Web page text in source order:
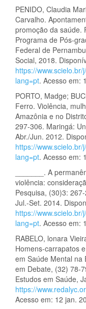
PENIDO, Claudia
Carvalho.
promoção da saúde.
Programa de Pós-
Federal de
Social, 2018.
https://
lang=pt. Acesso em:
PORTO, Madge;
Ferro. Violência,
Amazônia e no
297-306. Maringá:
Abr./Jun. 2012.
https://
lang=pt. Acesso em:
_______. A
violência:
Pesquisa, (30)3:
Jul.-Set. 2014.
https://
lang=pt. Acesso em:
RABELO, lonara
Homens-carrapatos
em Saúde Mental na
em Debate, (32) 78-
Estudos em Saúde,
https://
Acesso em: 12 jan.